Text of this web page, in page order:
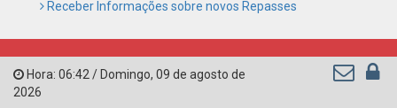
Feira Nova - PE